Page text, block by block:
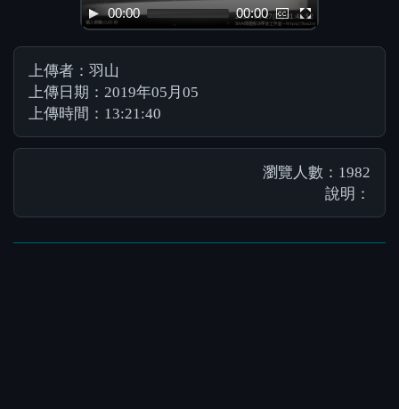
00:00 00:00
上傳者：羽山
上傳日期：2019年05月05
上傳時間：13:21:40
瀏覽人數：1982
說明：